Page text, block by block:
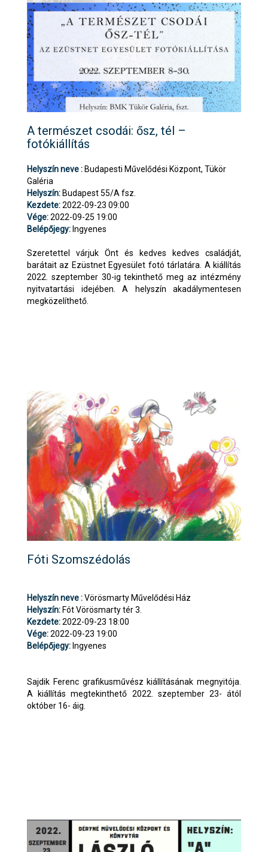
A természet csodái: ősz, tél –
fotókiállítás
Helyszín neve : Budapesti Művelődési Központ, Tükör
Galéria
Helyszín: Budapest 55/A fsz.
Kezdete:2022-09-23 09:00
Vége:2022-09-25 19:00
Belépőjegy: Ingyenes
Szeretettel várjuk Önt és kedves kedves családját,
barátait az Ezüstnet Egyesület fotó tárlatára. A kiállítás
2022. szeptember 30-ig tekinthető meg az intézmény
nyitvatartási idejében. A helyszín akadálymentesen
megközelíthető.
Fóti Szomszédolás
Helyszín neve :Vörösmarty Művelődési Ház
Helyszín: Fót Vörösmarty tér 3.
Kezdete:2022-09-23 18:00
Vége:2022-09-23 19:00
Belépőjegy: Ingyenes
Sajdik Ferenc grafikusművész kiállításának megnyitója.
A kiállítás megtekinthető 2022. szeptember 23- ától
október 16- áig.